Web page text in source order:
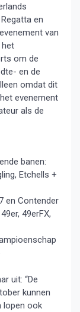
en
van
het
om de
en de
omdat dit
evenement
als de
banen:
Etchells +
en Contender
49erFX,
uit: “De
kunnen
lopen ook